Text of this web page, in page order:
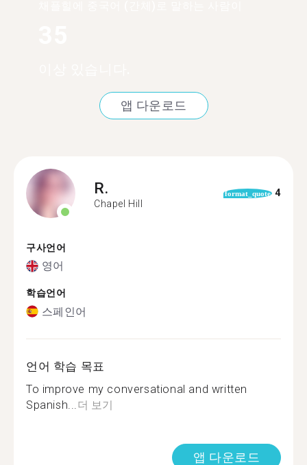
앱 다운로드
R.
Chapel Hill
format_quote 4
구사언어
영어
학습언어
스페인어
언어 학습 목표
To improve my conversational and written
Spanish... 더 보기
앱 다운로드